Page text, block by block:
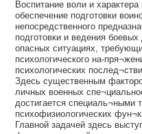
Воспитание воли и
обеспечение подготовки
непосредственного
подготовки и ведения
опасных ситуациях,
психологического на-
психологических
Здесь существенным
личных военных
достигается специаль¬ными
психофизиологических
Главной задачей здесь